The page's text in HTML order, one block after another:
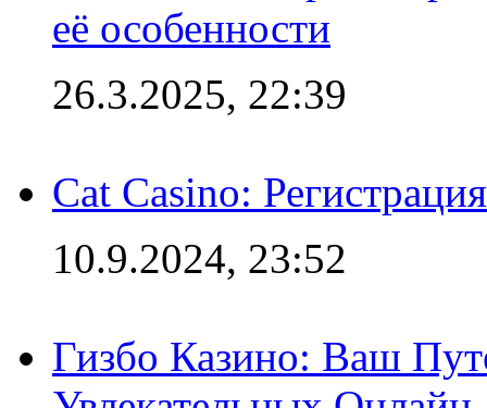
её особенности
26.3.2025, 22:39
Cat Casino:
10.9.2024, 23:52
Гизбо Казино: Ваш